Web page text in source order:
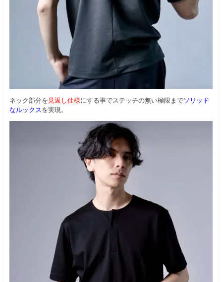
ネック部分を見返し仕様にする事でステッチの無い極限までソリッド
なルックスを実現。